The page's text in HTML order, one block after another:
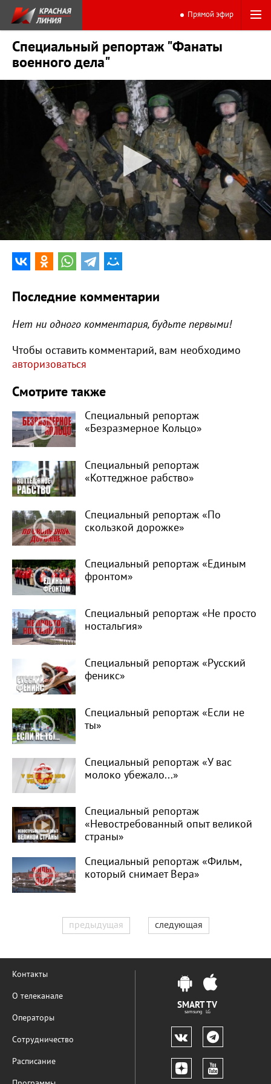
Прямой эфир
Специальный репортаж "Фанаты
военного дела"
0:00 17:46
Последние комментарии
Нет ни одного комментария, будьте первыми!
Чтобы оставить комментарий, вам необходимо
авторизоваться
Смотрите также
Специальный репортаж
«Безразмерное Кольцо»
Специальный репортаж
«Коттеджное рабство»
Специальный репортаж «По
скользкой дорожке»
Специальный репортаж «Единым
фронтом»
Специальный репортаж «Не просто
ностальгия»
Специальный репортаж «Русский
феникс»
Специальный репортаж «Если не
ты»
Специальный репортаж «У вас
молоко убежало...»
Специальный репортаж
«Невостребованный опыт великой
страны»
Специальный репортаж «Фильм,
который снимает Вера»
предыдущая следующая
Контакты
О телеканале
Операторы
Сотрудничество
Расписание
SMART TV
samsung LG